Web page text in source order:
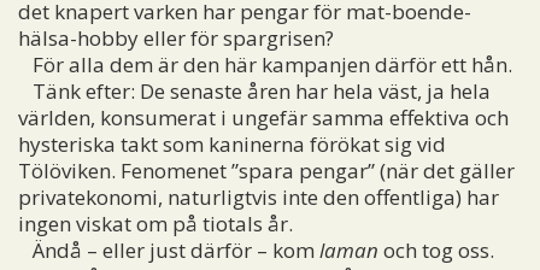
det knapert varken har pengar för mat-boende-
hälsa-hobby eller för spargrisen?
För alla dem är den här kampanjen därför ett hån.
Tänk efter: De senaste åren har hela väst, ja hela
världen, konsumerat i ungefär samma effektiva och
hysteriska takt som kaninerna förökat sig vid
Tölöviken. Fenomenet ”spara pengar” (när det gäller
privatekonomi, naturligtvis inte den offentliga) har
ingen viskat om på tiotals år.
Ändå – eller just därför – kom laman och tog oss.